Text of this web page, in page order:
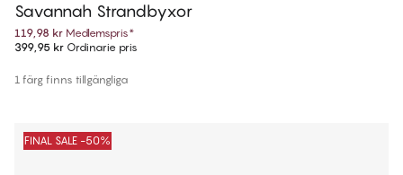
Savannah Strandbyxor
119,98 kr Medlemspris*
399,95 kr Ordinarie pris
1 färg finns tillgängliga
FINAL SALE -50%